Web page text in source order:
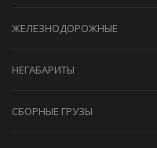
ЖЕЛЕЗНОДОРОЖНЫЕ
НЕГАБАРИТЫ
СБОРНЫЕ ГРУЗЫ